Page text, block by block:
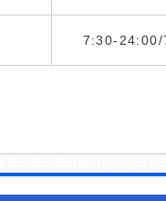
7:30-24:00/